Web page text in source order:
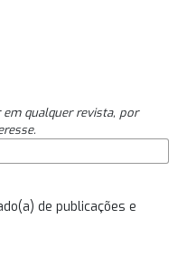
qualquer revista, por
de publicações e